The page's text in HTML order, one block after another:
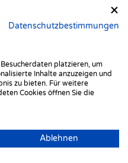
reserviert.
Datenschutzbestimmungen
platzieren, um
Inhalte anzuzeigen und
zu bieten. Für weitere
Cookies öffnen Sie die
Ablehnen